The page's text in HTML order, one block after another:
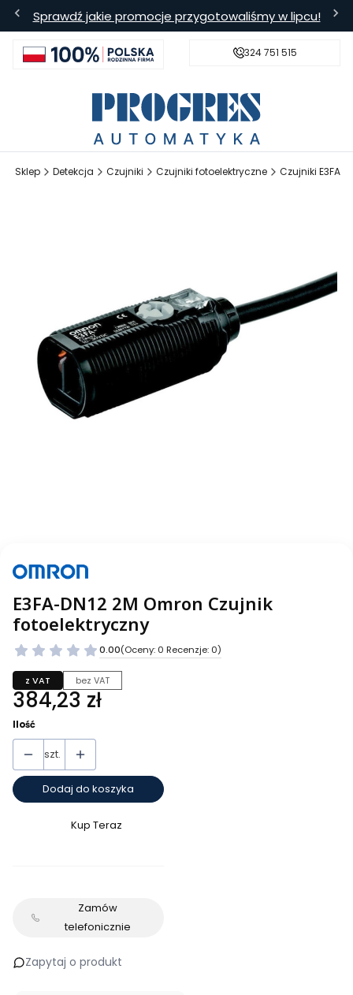
Sprawdź jakie promocje przygotowaliśmy w lipcu!
Bezpieczna wysyłka
324 751 515
- Sklep Detekcja Czujniki Czujniki fotoelektryczne Czujniki E3FA
E3FA-DN12 2M Omron Czujnik
fotoelektryczny
0.00(Oceny: 0 Recenzje: 0)
z VAT bez VAT
Cena
384,23 zł
Ilość
szt.
Dodaj do koszyka
Szybki
E3FA-
DN12
Omron
Kup Teraz
Zamów
telefonicznie
Zapytaj o produkt